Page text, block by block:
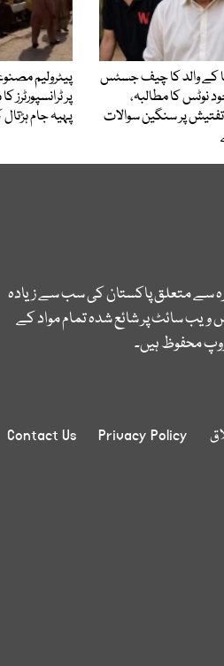
کے والد کا چیف جسٹس
نوٹس کا مطالبہ،
پر سنگین سوالات
پیٹرولیم
پر
پہیہ جام
سے متعلق پاکستان کی سب سے زیادہ
سائٹ پر شائع شدہ تمام مواد کے
محفوظ ہیں۔
Privacy Policy
Contact Us